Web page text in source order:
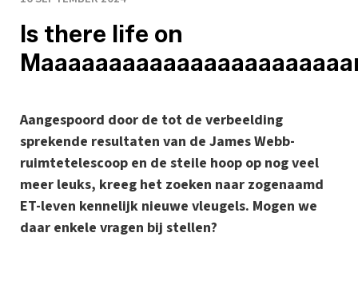
Is there life on
Aangespoord door de tot de verbeelding
sprekende resultaten van de James Webb-
ruimtetelescoop en de steile hoop op nog veel
meer leuks, kreeg het zoeken naar zogenaamd
ET-leven kennelijk nieuwe vleugels. Mogen we
daar enkele vragen bij stellen?